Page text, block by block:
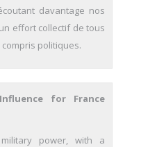
davantage nos
effort collectif de tous
politiques.
for France
power, with a